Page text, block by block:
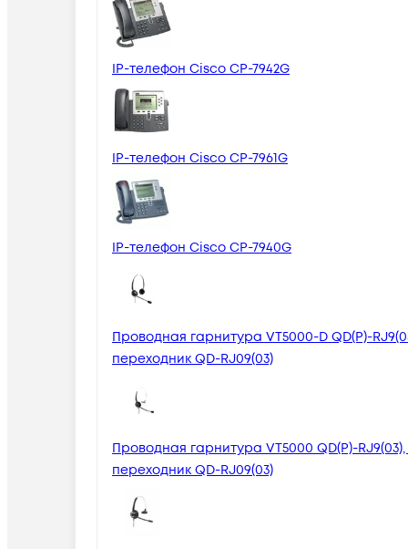
IP-телефон Cisco CP-7942G
IP-телефон Cisco CP-7961G
IP-телефон Cisco CP-7940G
Проводная гарнитура VT5000-D QD(P)-
переходник QD-RJ09(03)
Проводная гарнитура VT5000 QD(P)-
переходник QD-RJ09(03)